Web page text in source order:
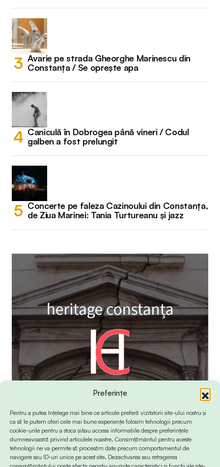
Preferințe
Pentru a putea înțelege mai bine ce articole preferă vizitatorii site-ului nostru și
ca să le putem oferi cele mai bune experiențe folosim tehnologii precum
cookie-urile pentru a stoca și/sau accesa informațiile despre preferințele
dumneavoastră privind articolele noastre. Consimțământul pentru aceste
tehnologii ne va permite să procesăm date precum comportamentul de
navigare sau ID-uri unice pe acest site. Dezactivarea sau retragerea
Avarie pe strada Gheorghe Marinescu din
Constanța / Se oprește apa
Caniculă în Dobrogea până vineri / Codul
galben a fost prelungit
Concerte pe faleza Cazinoului din Constanța,
de Ziua Marinei: Tania Turtureanu și jazz